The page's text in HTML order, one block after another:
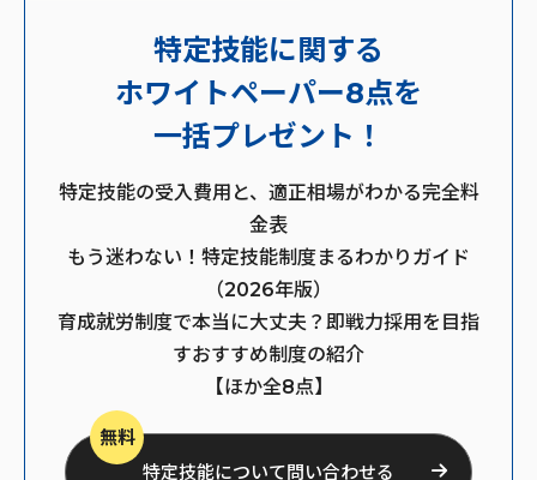
特定技能に関する
ホワイトペーパー8点を
一括プレゼント！
特定技能の受入費用と、適正相場がわかる完全料
金表
もう迷わない！特定技能制度まるわかりガイド
（2026年版）
育成就労制度で本当に大丈夫？即戦力採用を目指
すおすすめ制度の紹介
【ほか全8点】
無料
特定技能について問い合わせる